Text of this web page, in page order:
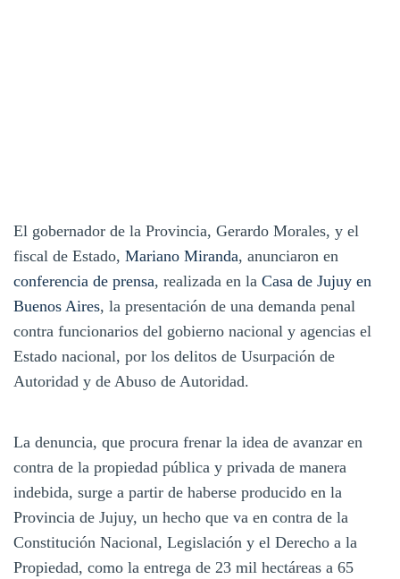
El gobernador de la Provincia, Gerardo Morales, y el
fiscal de Estado, Mariano Miranda, anunciaron en
conferencia de prensa, realizada en la Casa de Jujuy en
Buenos Aires, la presentación de una demanda penal
contra funcionarios del gobierno nacional y agencias el
Estado nacional, por los delitos de Usurpación de
Autoridad y de Abuso de Autoridad.
La denuncia, que procura frenar la idea de avanzar en
contra de la propiedad pública y privada de manera
indebida, surge a partir de haberse producido en la
Provincia de Jujuy, un hecho que va en contra de la
Constitución Nacional, Legislación y el Derecho a la
Propiedad, como la entrega de 23 mil hectáreas a 65